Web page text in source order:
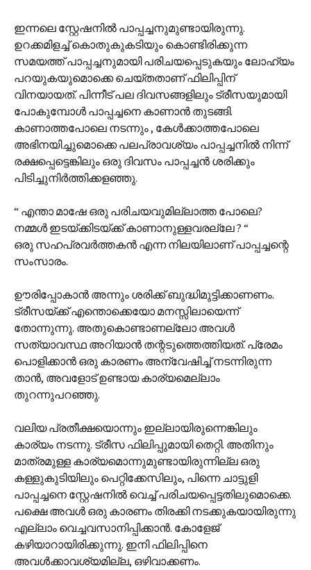
ഇന്നലെ സ്റ്റേഷനില്‍ പാപ്പച്ചനുമുണ്ടാ‍യിരുന്നു.
ഉറക്കമിളച്ച് കൊതുകുകടിയും കൊണ്ടിരിക്കുന്ന
സമയത്ത് പാപ്പച്ചനുമായി പരിചയപ്പെടുകയും ലോഹ്യം
പറയുകയുമൊക്കെ ചെയ്തതാണ് ഫിലിപ്പിന്
വിനയായത്. പിന്നീട് പല ദിവസങ്ങളിലും ട്രീസയുമായി
പോകുമ്പോള്‍ പാപ്പച്ചനെ കാണാന്‍ തുടങ്ങി.
കാണാത്തപോലെ നടന്നും , കേള്‍ക്കാത്തപോലെ
അഭിനയിച്ചുമൊക്കെ പലപ്രാവശ്യം പാപ്പച്ചനില്‍ നിന്ന്
രക്ഷപ്പെട്ടെങ്കിലും ഒരു ദിവസം പാപ്പച്ചന്‍ ശരിക്കും
പിടിച്ചുനിര്‍ത്തിക്കളഞ്ഞു.
“ എന്താ മാഷേ ഒരു പരിചയവുമില്ലാത്ത പോലെ?
നമ്മള്‍ ഇടയ്ക്കിടയ്ക്ക് കാണാനുള്ളവരല്ലേ ? “
ഒരു സഹപ്രവര്‍ത്തകന്‍ എന്ന നിലയിലാണ് പാപ്പച്ചന്റെ
സംസാരം.
ഊരിപ്പോകാന്‍ അന്നും ശരിക്ക് ബുദ്ധിമുട്ടിക്കാണണം.
ട്രീസയ്ക്ക് എന്തൊക്കെയോ മനസ്സിലായെന്ന്
തോന്നുന്നു. അതുകൊണ്ടാണല്ലോ അവള്‍
സത്യാവസ്ഥ അറിയാന്‍ തന്റടുത്തെത്തിയത്. പ്രേമം
പൊളിക്കാന്‍ ഒരു കാരണം അന്വേഷിച്ച് നടന്നിരുന്ന
താന്‍, അവളോട് ഉണ്ടായ കാര്യമെല്ലാം
തുറന്നുപറഞ്ഞു.
വലിയ പ്രതീക്ഷയൊന്നും ഇല്ലായിരുന്നെങ്കിലും
കാര്യം നടന്നു. ട്രീസ ഫിലിപ്പുമായി തെറ്റി. അതിനും
മാത്രമുള്ള കാര്യമൊന്നുമുണ്ടായിരുന്നില്ല ഒരു
കള്ളുകുടിയിലും പെറ്റിക്കേസിലും, പിന്നെ ചാട്ടുളി
പാപ്പച്ചനെ സ്റ്റേഷനില്‍ വെച്ച് പരിചയപ്പെട്ടതിലുമൊക്കെ.
പക്ഷെ അവള്‍ ഒരു കാരണം തിരക്കി നടക്കുകയായിരുന്നു
എല്ലാം വെച്ചവസാനിപ്പിക്കാന്‍. കോളേജ്
കഴിയാറായിരിക്കുന്നു. ഇനി ഫിലിപ്പിനെ
അവള്‍ക്കാവശ്യമില്ല, ഒഴിവാക്കണം.